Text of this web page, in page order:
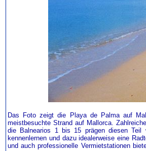
Das Foto zeigt die Playa de Palma auf
meistbesuchte Strand auf Mallorca.
die Balnearios 1 bis 15 prägen diesen
kennenlernen und dazu idealerweise eine
und auch professionelle Vermietstationen